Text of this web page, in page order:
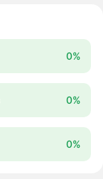
0%
0%
0%